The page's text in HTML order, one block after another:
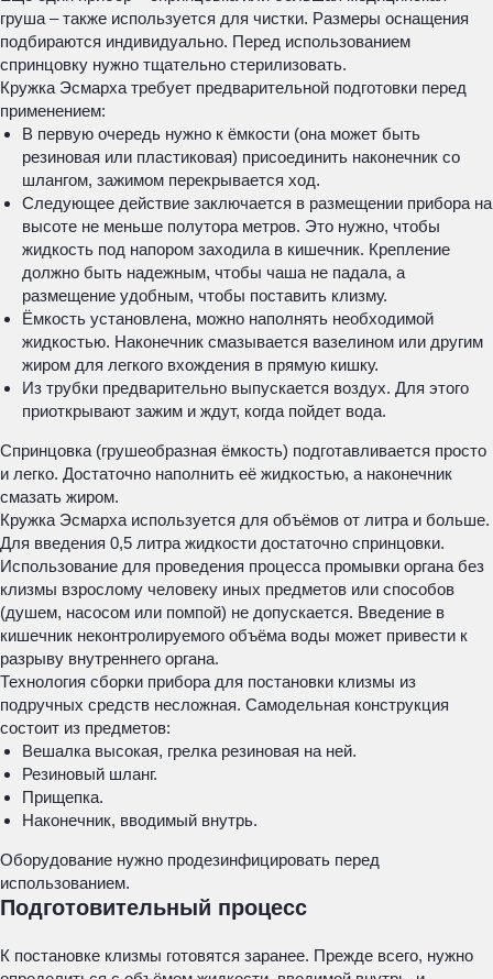
груша – также используется для чистки. Размеры оснащения
подбираются индивидуально. Перед использованием
спринцовку нужно тщательно стерилизовать.
Кружка Эсмарха требует предварительной подготовки перед
применением:
В первую очередь нужно к ёмкости (она может быть
резиновая или пластиковая) присоединить наконечник со
шлангом, зажимом перекрывается ход.
Следующее действие заключается в размещении прибора на
высоте не меньше полутора метров. Это нужно, чтобы
жидкость под напором заходила в кишечник. Крепление
должно быть надежным, чтобы чаша не падала, а
размещение удобным, чтобы поставить клизму.
Ёмкость установлена, можно наполнять необходимой
жидкостью. Наконечник смазывается вазелином или другим
жиром для легкого вхождения в прямую кишку.
Из трубки предварительно выпускается воздух. Для этого
приоткрывают зажим и ждут, когда пойдет вода.
Спринцовка (грушеобразная ёмкость) подготавливается просто
и легко. Достаточно наполнить её жидкостью, а наконечник
смазать жиром.
Кружка Эсмарха используется для объёмов от литра и больше.
Для введения 0,5 литра жидкости достаточно спринцовки.
Использование для проведения процесса промывки органа без
клизмы взрослому человеку иных предметов или способов
(душем, насосом или помпой) не допускается. Введение в
кишечник неконтролируемого объёма воды может привести к
разрыву внутреннего органа.
Технология сборки прибора для постановки клизмы из
подручных средств несложная. Самодельная конструкция
состоит из предметов:
Вешалка высокая, грелка резиновая на ней.
Резиновый шланг.
Прищепка.
Наконечник, вводимый внутрь.
Оборудование нужно продезинфицировать перед
использованием.
Подготовительный процесс
К постановке клизмы готовятся заранее. Прежде всего, нужно